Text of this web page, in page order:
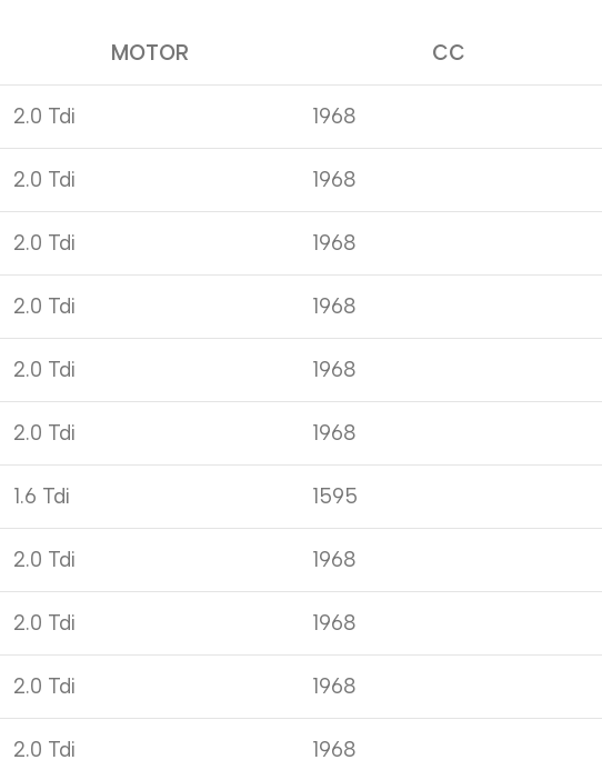
MOTOR CC
2.0 Tdi 1968
2.0 Tdi 1968
2.0 Tdi 1968
2.0 Tdi 1968
2.0 Tdi 1968
2.0 Tdi 1968
1.6 Tdi 1595
2.0 Tdi 1968
2.0 Tdi 1968
2.0 Tdi 1968
2.0 Tdi 1968